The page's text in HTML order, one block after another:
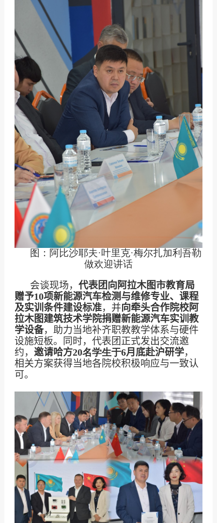
图：阿比沙耶夫·叶里克·梅尔扎加利吾勒
做欢迎讲话
会谈现场，代表团向阿拉木图市教育局
赠予10项新能源汽车检测与维修专业、课程
及实训条件建设标准，并向牵头合作院校阿
拉木图建筑技术学院捐赠新能源汽车实训教
学设备，助力当地补齐职教教学体系与硬件
设施短板。同时，代表团正式发出交流邀
约， 邀请哈方20名学生于6月底赴沪研学，
相关方案获得当地各院校积极响应与一致认
可。